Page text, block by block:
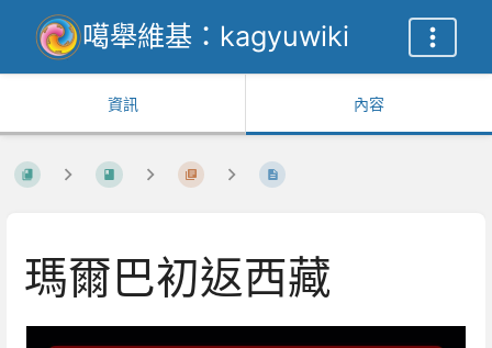
噶舉維基：kagyuwiki
資訊 內容
瑪爾巴初返西藏